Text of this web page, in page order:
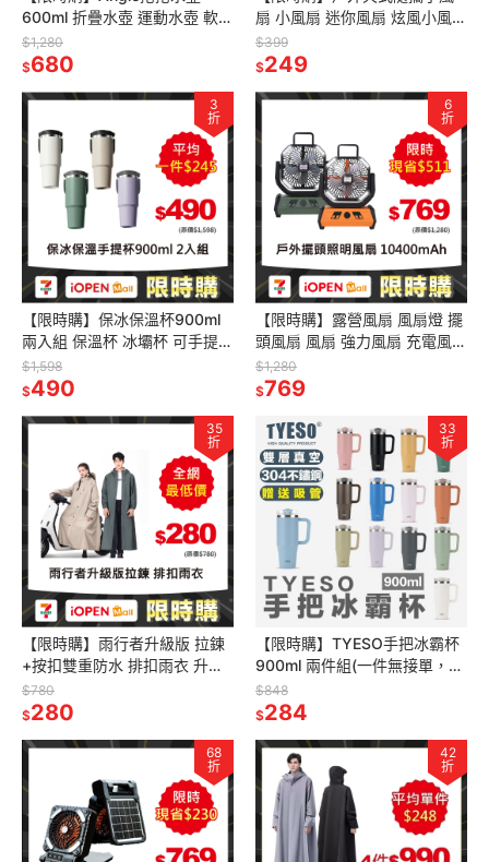
600ml 折疊水壺 運動水壺 軟式
水壺 健身水壺 登山水壺 可捲式
水壺
$1,280
$680
扇 小風扇 迷你風扇 炫風小風扇
掛腰風扇 掛脖風扇 隨身風扇
$399
$249
3
折
【限時購】保冰保溫杯900ml
兩入組 保溫杯 冰壩杯 可手提
(單入無法接單，請以2的倍數
下單）
$1,598
$490
6
折
【限時購】露營風扇 風扇燈 擺
頭風扇 風扇 強力風扇 充電風扇
戶外風扇 10400mAh
$1,280
$769
35
折
【限時購】雨行者升級版 拉鍊
+按扣雙重防水 排扣雨衣 升級
三重門襟 暴雨級防水 防水係數
10000mm
$780
$280
33
折
【限時購】TYESO手把冰霸杯
900ml 兩件組(一件無接單，請
下單2件含以上) 14色
$848
$284
68
折
42
折